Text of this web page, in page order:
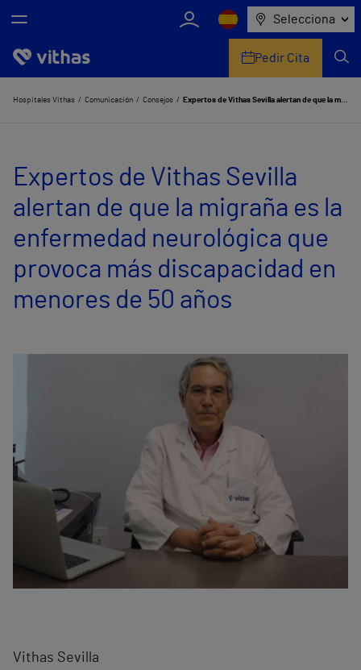
Selecciona
Nosotros
Servicios de salud
Equipo médico y asistencial
Pedir Cita
Hospitales Vithas Comunicación Consejos Expertos de Vithas Sevilla alertan de que la migraña es la enfermedad neurológica que provoca más discapacidad en menores de 50 años
Expertos de Vithas Sevilla
alertan de que la migraña es la
enfermedad neurológica que
provoca más discapacidad en
menores de 50 años
Vithas Sevilla